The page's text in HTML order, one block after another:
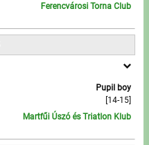
Ferencvárosi Torna Club
Pupil boy
[14-15]
Martfűi Úszó és Triatlon Klub